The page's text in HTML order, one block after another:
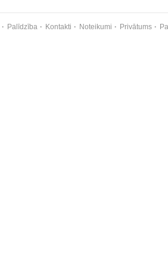
Palīdzība Kontakti Noteikumi Privātums